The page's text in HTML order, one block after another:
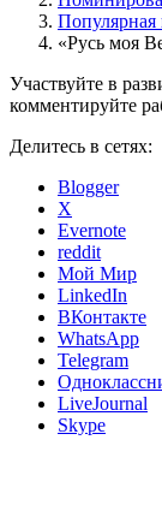
Популярная
«Русь моя
Участвуйте в
комментируйте
Делитесь в сетях:
Blogger
X
Evernote
reddit
Мой Мир
LinkedIn
ВКонтакте
WhatsApp
Telegram
LiveJournal
Skype